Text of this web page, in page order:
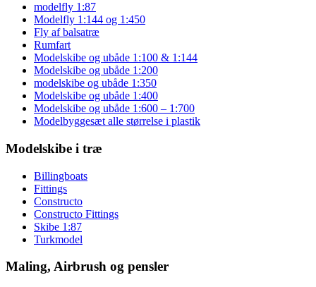
modelfly 1:87
Modelfly 1:144 og 1:450
Fly af balsatræ
Rumfart
Modelskibe og ubåde 1:100 & 1:144
Modelskibe og ubåde 1:200
modelskibe og ubåde 1:350
Modelskibe og ubåde 1:400
Modelskibe og ubåde 1:600 – 1:700
Modelbyggesæt alle størrelse i plastik
Modelskibe i træ
Billingboats
Fittings
Constructo
Constructo Fittings
Skibe 1:87
Turkmodel
Maling, Airbrush og pensler